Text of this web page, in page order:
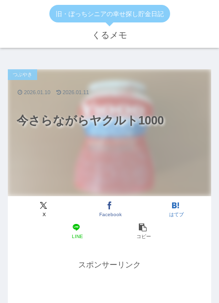
旧・ぼっちシニアの幸せ探し貯金日記
くるメモ
今さらながらヤクルト1000
つぶやき
X Facebook はてブ
LINE コピー
2026.01.10 2026.01.11
スポンサーリンク